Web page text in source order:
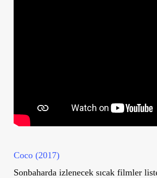
Coco (2017)
Sonbaharda izlenecek sıcak filmler